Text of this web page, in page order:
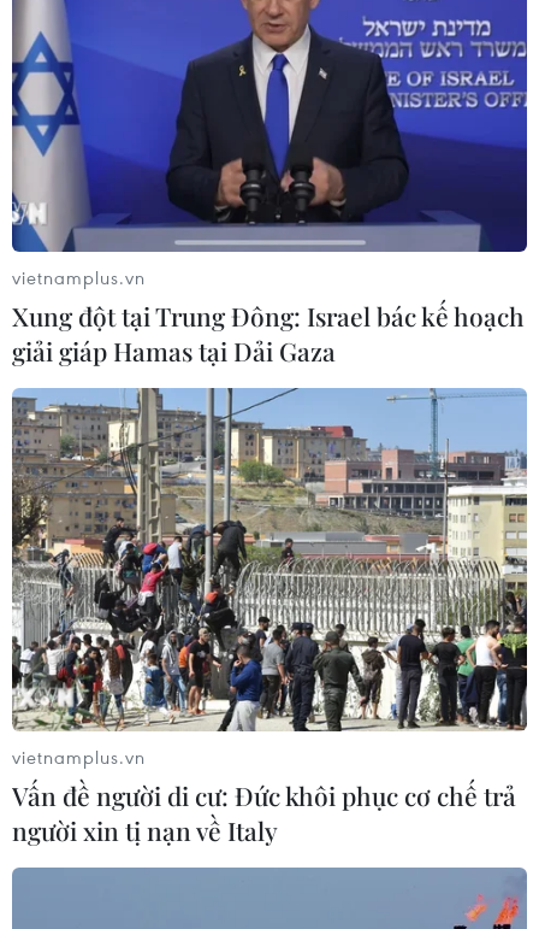
vietnamplus.vn
Xung đột tại Trung Đông: Israel bác kế hoạch
giải giáp Hamas tại Dải Gaza
vietnamplus.vn
Vấn đề người di cư: Đức khôi phục cơ chế trả
người xin tị nạn về Italy